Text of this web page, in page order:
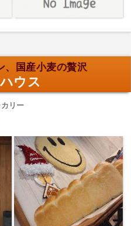
、国産小麦の贅沢
ウス
リー